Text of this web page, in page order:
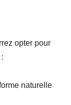
opter pour
naturelle